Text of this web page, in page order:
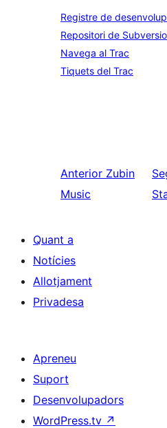
Registre de
Repositori de
Navega al Trac
Tiquets del Trac
Anterior Zubin
Music
Quant a
Notícies
Allotjament
Privadesa
Apreneu
Suport
Desenvolupadors
WordPress.tv ↗